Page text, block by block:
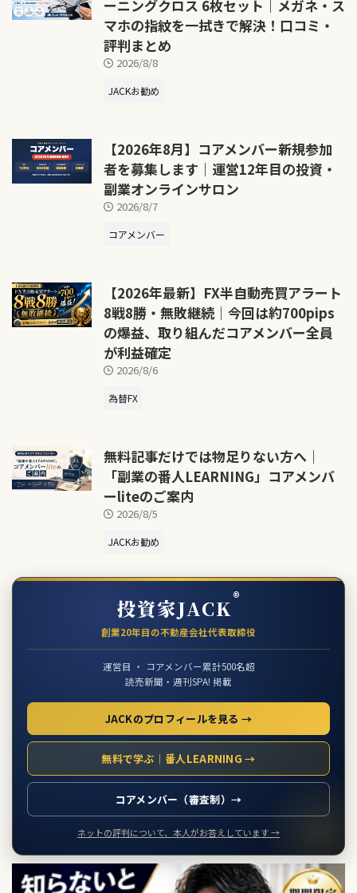
ーニングクロス 6枚セット｜メガネ・ス
マホの指紋を一拭きで解決！口コミ・
評判まとめ
2026/8/8
JACKお勧め
【2026年8月】コアメンバー新規参加
者を募集します｜運営12年目の投資・
副業オンラインサロン
2026/8/7
コアメンバー
【2026年最新】FX半自動売買アラート
8戦8勝・無敗継続｜今回は約700pips
の爆益、取り組んだコアメンバー全員
が利益確定
2026/8/6
為替FX
無料記事だけでは物足りない方へ｜
「副業の番人LEARNING」コアメンバ
ーliteのご案内
2026/8/5
JACKお勧め
投資家JACK®
創業20年目の不動産会社代表取締役
運営目 ・ コアメンバー累計500名超
読売新聞・週刊SPA! 掲載
JACKのプロフィールを見る →
無料で学ぶ｜番人LEARNING →
コアメンバー（審査制）→
ネットの評判について、本人がお答えしています →